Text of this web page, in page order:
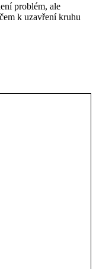
problém, ale
k uzavření kruhu